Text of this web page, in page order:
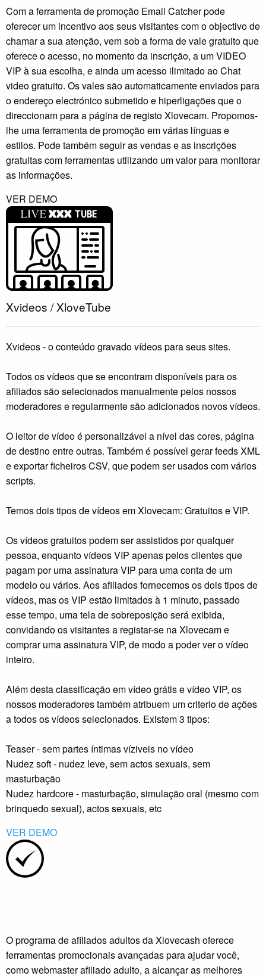
Com a ferramenta de promoção Email Catcher pode
oferecer um incentivo aos seus visitantes com o objectivo de
chamar a sua atenção, vem sob a forma de vale gratuito que
oferece o acesso, no momento da inscrição, a um VIDEO
VIP à sua escolha, e ainda um acesso ilimitado ao Chat
video gratuito. Os vales são automaticamente enviados para
o endereço electrónico submetido e hiperligações que o
direccionam para a página de registo Xlovecam. Propomos-
lhe uma ferramenta de promoção em várias línguas e
estilos. Pode também seguir as vendas e as inscrições
gratuitas com ferramentas utilizando um valor para monitorar
as informações.
VER DEMO
Xvideos / XloveTube
Xvideos - o conteúdo gravado vídeos para seus sites.
Todos os vídeos que se encontram disponíveis para os
afiliados são selecionados manualmente pelos nossos
moderadores e regularmente são adicionados novos vídeos.
O leitor de vídeo é personalizável a nível das cores, página
de destino entre outras. Também é possível gerar feeds XML
e exportar ficheiros CSV, que podem ser usados com vários
scripts.
Temos dois tipos de vídeos em Xlovecam: Gratuitos e VIP.
Os vídeos gratuitos podem ser assistidos por qualquer
pessoa, enquanto vídeos VIP apenas pelos clientes que
pagam por uma assinatura VIP para uma conta de um
modelo ou vários. Aos afiliados fornecemos os dois tipos de
vídeos, mas os VIP estão limitados à 1 minuto, passado
esse tempo, uma tela de sobreposição será exibida,
convidando os visitantes a registar-se na Xlovecam e
comprar uma assinatura VIP, de modo a poder ver o vídeo
inteiro.
Além desta classificação em vídeo grátis e vídeo VIP, os
nossos moderadores também atribuem um criterio de ações
a todos os vídeos selecionados. Existem 3 tipos:
Teaser - sem partes íntimas víziveis no vídeo
Nudez soft - nudez leve, sem actos sexuais, sem
masturbação
Nudez hardcore - masturbação, simulação oral (mesmo com
brinquedo sexual), actos sexuais, etc
VER DEMO
O programa de afiliados adultos da Xlovecash oferece
ferramentas promocionais avançadas para ajudar você,
como webmaster afiliado adulto, a alcançar as melhores